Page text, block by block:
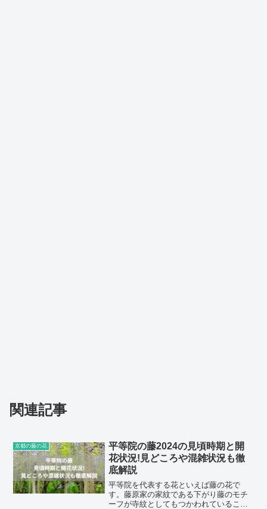
関連記事
京都の藤の花
平等院の藤2024の見頃時期と開
花状況!見どころや混雑状況も徹
底解説
平等院を代表する花といえば藤の花で
す。藤原家の家紋である下がり藤のモチ
ーフが寺紋としてもつかわれていること